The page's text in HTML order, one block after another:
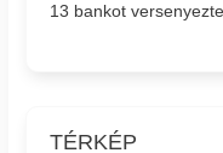
13 bankot
TÉRKÉP